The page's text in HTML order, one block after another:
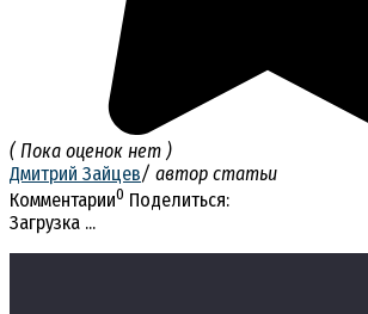
( Пока оценок нет )
Дмитрий Зайцев/ автор статьи
Комментарии0 Поделиться:
Загрузка ...